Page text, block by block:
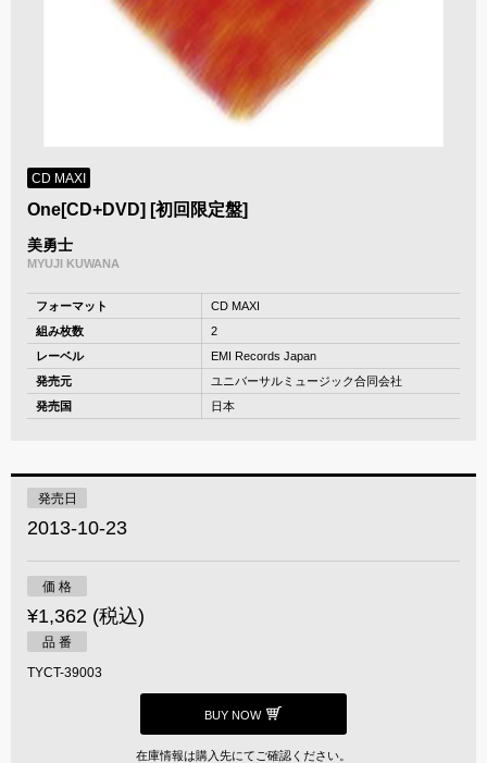
CD MAXI
One[CD+DVD] [初回限定盤]
美勇士
MYUJI KUWANA
フォーマット
CD MAXI
組み枚数
2
レーベル
EMI Records Japan
発売元
ユニバーサルミュージック合同会社
発売国
日本
発売日
2013-10-23
価 格
¥1,362 (税込)
品 番
TYCT-39003
BUY NOW
在庫情報は購入先にてご確認ください。